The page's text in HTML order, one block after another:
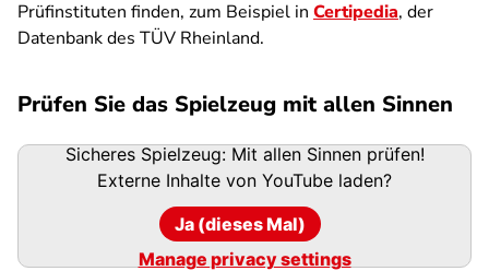
Prüfinstituten finden, zum Beispiel in Certipedia, der
Datenbank des TÜV Rheinland.
Prüfen Sie das Spielzeug mit allen Sinnen
Sicheres Spielzeug: Mit allen Sinnen prüfen!
Externe Inhalte von YouTube laden?
Ja (dieses Mal)
Manage privacy settings